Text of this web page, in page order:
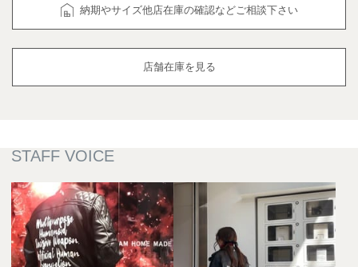
納期やサイズ他店在庫の確認などご相談下さい
店舗在庫を見る